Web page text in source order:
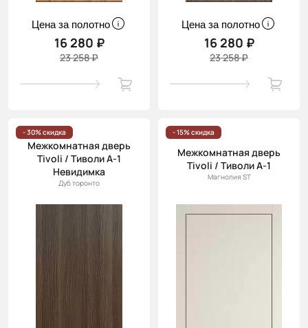
Цена за полотно
16 280 ₽
23 258 ₽
Цена за полотно
16 280 ₽
23 258 ₽
- 30% скидка
Межкомнатная дверь
Tivoli / Тиволи А-1
Невидимка
Дуб торонто
- 15% скидка
Межкомнатная дверь
Tivoli / Тиволи А-1
Магнолия ST